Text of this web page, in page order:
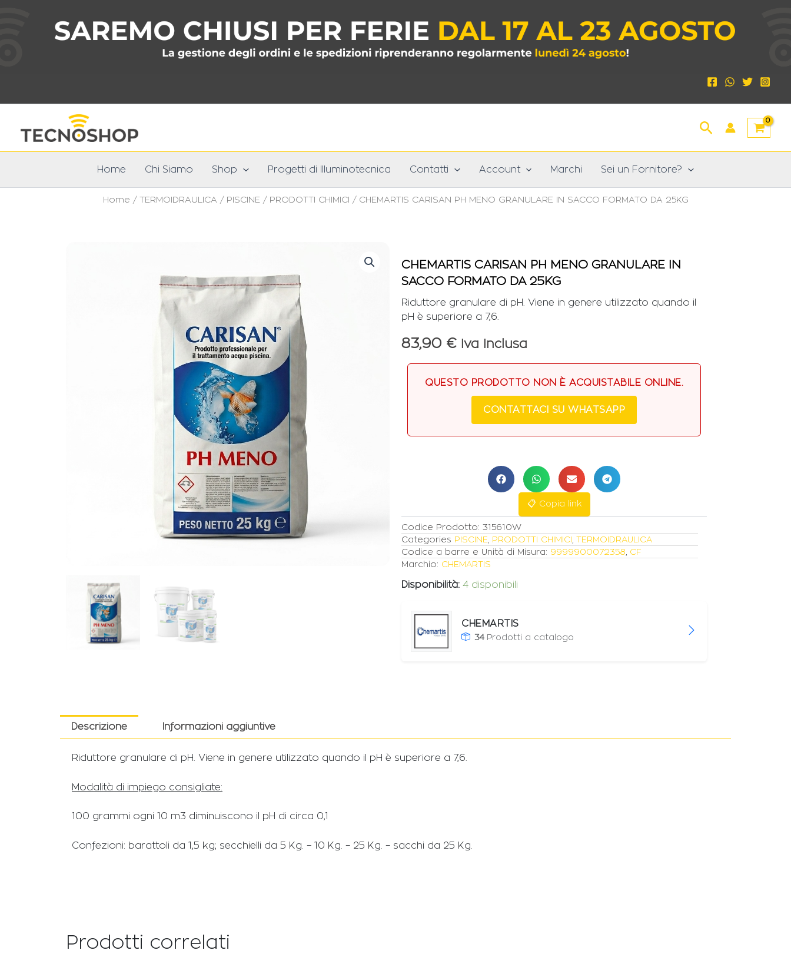
Cerca
Home Chi Siamo Shop Progetti di Illuminotecnica Contatti Account Marchi Sei un Fornitore?
Home / TERMOIDRAULICA / PISCINE/ PRODOTTI CHIMICI / CHEMARTIS CARISAN PH MENO GRANULARE IN SACCO FORMATO DA 25KG
CHEMARTIS CARISAN PH MENO GRANULARE IN
SACCO FORMATO DA 25KG
Riduttore granulare di pH. Viene in genere utilizzato quando il
pH è superiore a 7,6.
83,90 € Iva Inclusa
QUESTO PRODOTTO NON È ACQUISTABILE ONLINE.
CONTATTACI SU WHATSAPP
📋 Copia link
Codice Prodotto: 315610W
Categories PISCINE PRODOTTI CHIMICI
TERMOIDRAULICA
Codice a barre e Unità di Misura: 9999900072358 CF
Marchio: CHEMARTIS
Disponibilità: 4 disponibili
CHEMARTIS
34 Prodotti a catalogo
Descrizione Informazioni aggiuntive
Riduttore granulare di pH. Viene in genere utilizzato quando il pH è superiore a 7,6.
Modalità di impiego consigliate:
100 grammi ogni 10 m3 diminuiscono il pH di circa 0,1
Confezioni: barattoli da 1,5 kg; secchielli da 5 Kg. – 10 Kg. – 25 Kg. – sacchi da 25 Kg.
Prodotti correlati